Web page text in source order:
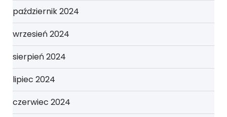
październik 2024
wrzesień 2024
sierpień 2024
lipiec 2024
czerwiec 2024